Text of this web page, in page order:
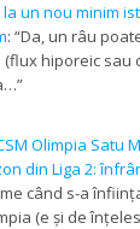
la un nou minim
: “Da, un râu
hiporeic sau
”
Olimpia Satu
din Liga 2:
când s-a
(e și de